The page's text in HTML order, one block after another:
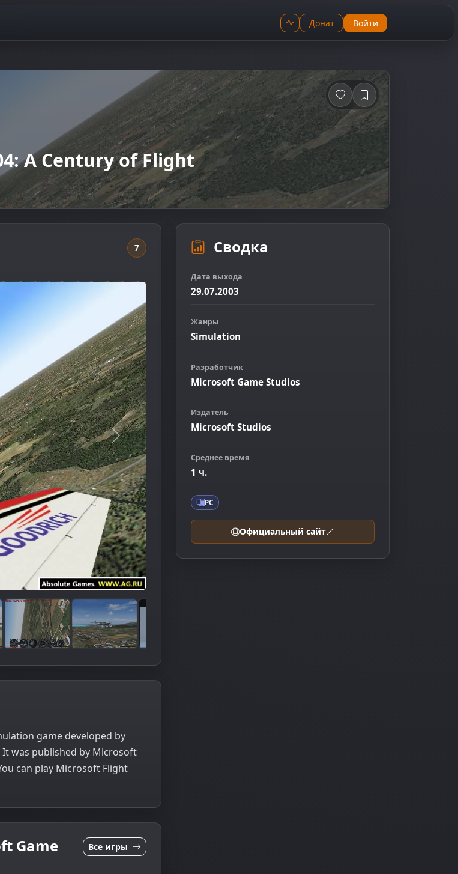
Донат Войти
A Century of Flight
7
Следующее изображение
game developed by
was published by Microsoft
can play Microsoft Flight
Game
Все игры
Сводка
Дата выхода
29.07.2003
Жанры
Simulation
Разработчик
Microsoft Game Studios
Издатель
Microsoft Studios
Среднее время
1 ч.
PC
Официальный сайт